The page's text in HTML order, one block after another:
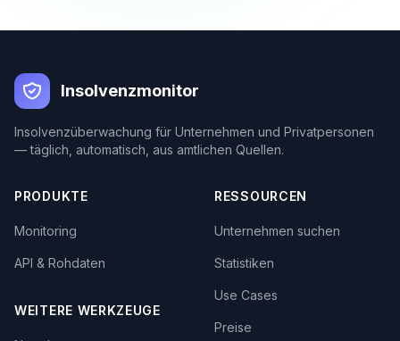
Insolvenzmonitor
Insolvenzüberwachung für Unternehmen und Privatpersonen
— täglich, automatisch, aus amtlichen Quellen.
PRODUKTE
Monitoring
API & Rohdaten
WEITERE WERKZEUGE
RESSOURCEN
Unternehmen suchen
Statistiken
Use Cases
Preise